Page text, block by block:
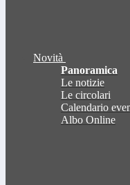
Novità
Panoramica
Le notizie
Le circolari
Calendario
Albo Online